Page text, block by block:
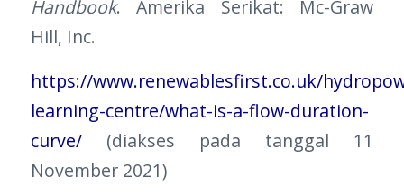
Handbook. Amerika Serikat: Mc-Graw
Hill, Inc.
https://www.renewablesfirst.co.uk/
learning-centre/what-is-a-flow-duration-
curve/ (diakses pada tanggal 11
November 2021)